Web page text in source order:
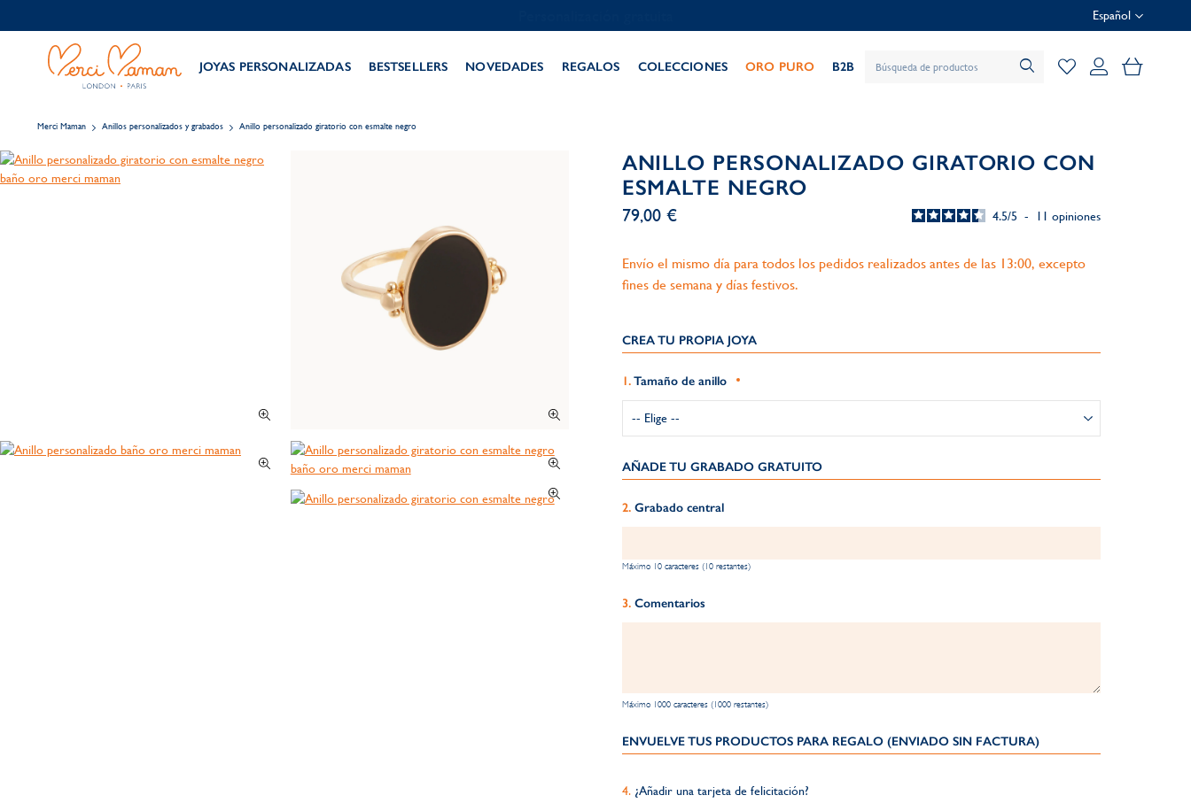
Español
JOYAS PERSONALIZADAS BESTSELLERS NOVEDADES REGALOS COLECCIONES ORO PURO B2B Mi cesta
Merci Maman Anillos personalizados y grabados Anillo personalizado giratorio con esmalte negro
ANILLO PERSONALIZADO GIRATORIO CON
ESMALTE NEGRO
4.5/5 - 11 opiniones
79,00 €
Envío el mismo día para todos los pedidos realizados antes de las 13:00, excepto
fines de semana y días festivos.
CREA TU PROPIA JOYA
Tamaño de anillo
AÑADE TU GRABADO GRATUITO​
Grabado central
Máximo 10 caracteres (10 restantes)
Comentarios
Máximo 1000 caracteres (1000 restantes)
ENVUELVE TUS PRODUCTOS PARA REGALO (ENVIADO SIN FACTURA)
¿Añadir una tarjeta de felicitación?